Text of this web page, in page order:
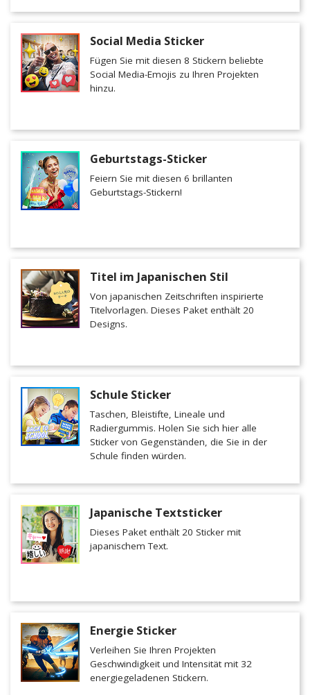
Social Media Sticker
Fügen Sie mit diesen 8 Stickern beliebte
Social Media-Emojis zu Ihren Projekten
hinzu.
Geburtstags-Sticker
Feiern Sie mit diesen 6 brillanten
Geburtstags-Stickern!
Titel im Japanischen Stil
Von japanischen Zeitschriften inspirierte
Titelvorlagen. Dieses Paket enthält 20
Designs.
Schule Sticker
Taschen, Bleistifte, Lineale und
Radiergummis. Holen Sie sich hier alle
Sticker von Gegenständen, die Sie in der
Schule finden würden.
Japanische Textsticker
Dieses Paket enthält 20 Sticker mit
japanischem Text.
Energie Sticker
Verleihen Sie Ihren Projekten
Geschwindigkeit und Intensität mit 32
energiegeladenen Stickern.